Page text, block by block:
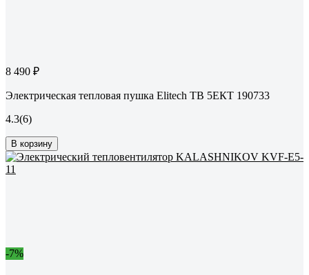
8 490 ₽
Электрическая тепловая пушка Elitech ТВ 5ЕКТ 190733
4.3(6)
В корзину
-7%